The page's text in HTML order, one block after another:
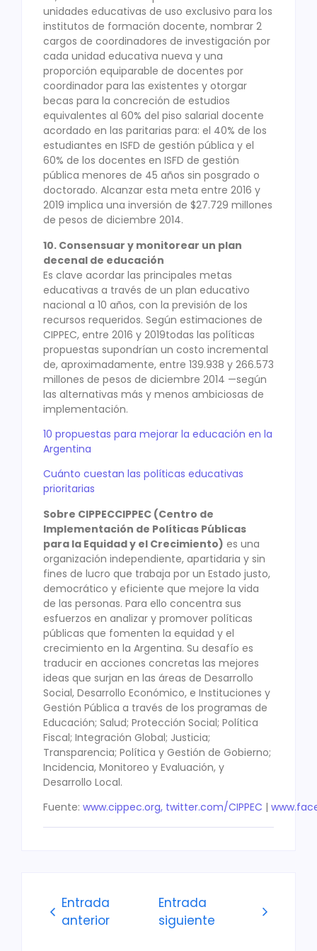
unidades educativas de uso exclusivo para los
institutos de formación docente, nombrar 2
cargos de coordinadores de investigación por
cada unidad educativa nueva y una
proporción equiparable de docentes por
coordinador para las existentes y otorgar
becas para la concreción de estudios
equivalentes al 60% del piso salarial docente
acordado en las paritarias para: el 40% de los
estudiantes en ISFD de gestión pública y el
60% de los docentes en ISFD de gestión
pública menores de 45 años sin posgrado o
doctorado. Alcanzar esta meta entre 2016 y
2019 implica una inversión de $27.729 millones
de pesos de diciembre 2014.
10. Consensuar y monitorear un plan
decenal de educación
Es clave acordar las principales metas
educativas a través de un plan educativo
nacional a 10 años, con la previsión de los
recursos requeridos. Según estimaciones de
CIPPEC, entre 2016 y 2019todas las políticas
propuestas supondrían un costo incremental
de, aproximadamente, entre 139.938 y 266.573
millones de pesos de diciembre 2014 —según
las alternativas más y menos ambiciosas de
implementación.
10 propuestas para mejorar la educación en la
Argentina
Cuánto cuestan las políticas educativas
prioritarias
Sobre CIPPECCIPPEC (Centro de
Implementación de Políticas Públicas
para la Equidad y el Crecimiento) es una
organización independiente, apartidaria y sin
fines de lucro que trabaja por un Estado justo,
democrático y eficiente que mejore la vida
de las personas. Para ello concentra sus
esfuerzos en analizar y promover políticas
públicas que fomenten la equidad y el
crecimiento en la Argentina. Su desafío es
traducir en acciones concretas las mejores
ideas que surjan en las áreas de Desarrollo
Social, Desarrollo Económico, e Instituciones y
Gestión Pública a través de los programas de
Educación; Salud; Protección Social; Política
Fiscal; Integración Global; Justicia;
Transparencia; Política y Gestión de Gobierno;
Incidencia, Monitoreo y Evaluación, y
Desarrollo Local.
Fuente: www.cippec.org, twitter.com/CIPPEC |
Entrada
anterior
Entrada
siguiente